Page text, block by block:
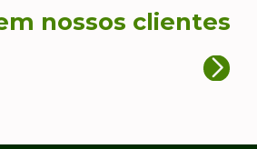
nossos clientes